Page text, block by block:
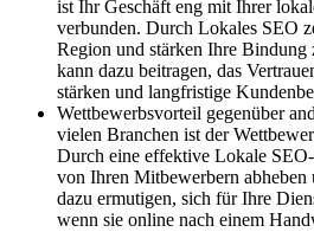
ist Ihr Geschäft eng mit Ihrer
verbunden. Durch Lokales SEO
Region und stärken Ihre
kann dazu beitragen, das
stärken und langfristige
Wettbewerbsvorteil gegenüber
vielen Branchen ist der
Durch eine effektive Lokale
von Ihren Mitbewerbern
dazu ermutigen, sich für Ihre
wenn sie online nach einem